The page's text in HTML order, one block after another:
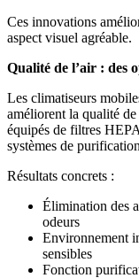
Ces innovations
aspect visuel agréable.
Qualité de l’air : des
Les climatiseurs
améliorent la qualité
équipés de filtres
systèmes de
Résultats concrets :
Élimination des
odeurs
Environnement
sensibles
Fonction